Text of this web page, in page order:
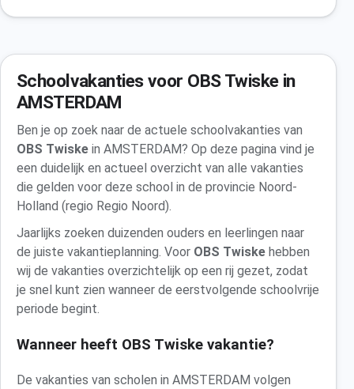
Schoolvakanties voor OBS Twiske in
AMSTERDAM
Ben je op zoek naar de actuele schoolvakanties van
OBS Twiske in AMSTERDAM? Op deze pagina vind je
een duidelijk en actueel overzicht van alle vakanties
die gelden voor deze school in de provincie Noord-
Holland (regio Regio Noord).
Jaarlijks zoeken duizenden ouders en leerlingen naar
de juiste vakantieplanning. Voor OBS Twiske hebben
wij de vakanties overzichtelijk op een rij gezet, zodat
je snel kunt zien wanneer de eerstvolgende schoolvrije
periode begint.
Wanneer heeft OBS Twiske vakantie?
De vakanties van scholen in AMSTERDAM volgen